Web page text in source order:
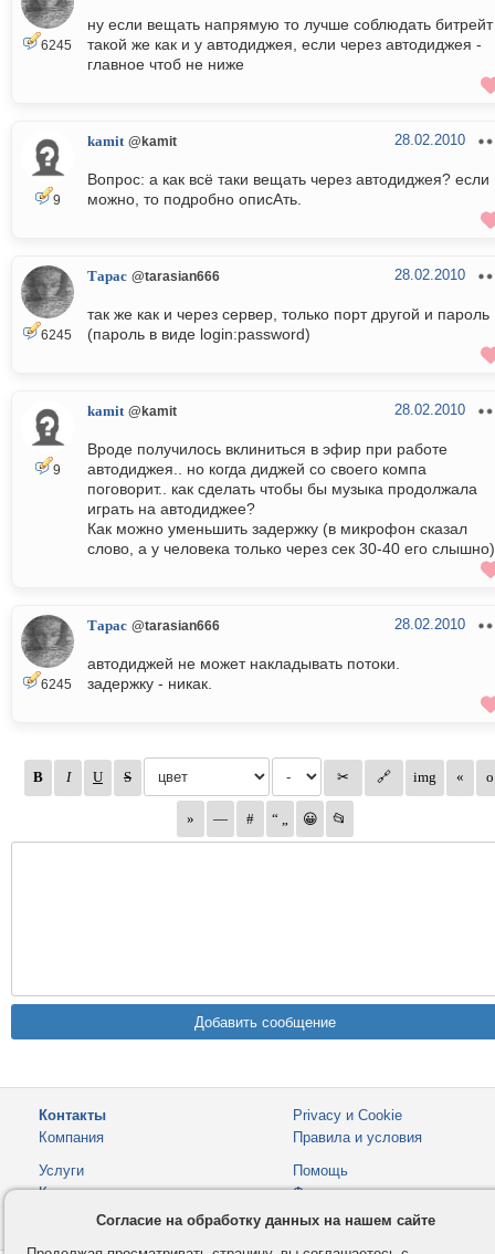
6245
ну если вещать напрямую то лучше соблюдать битрейт
такой же как и у автодиджея, если через автодиджея -
главное чтоб не ниже
9
kamit @kamit 28.02.2010
Вопрос: а как всё таки вещать через автодиджея? если
можно, то подробно описАть.
6245
Тарас @tarasian666 28.02.2010
так же как и через сервер, только порт другой и пароль
(пароль в виде login:password)
9
kamit @kamit 28.02.2010
Вроде получилось вклиниться в эфир при работе
автодиджея.. но когда диджей со своего компа
поговорит.. как сделать чтобы бы музыка продолжала
играть на автодиджее?
Как можно уменьшить задержку (в микрофон сказал
слово, а у человека только через сек 30-40 его
6245
Тарас @tarasian666 28.02.2010
автодиджей не может накладывать потоки.
задержку - никак.
Контакты
Компания
Privacy и Cookie
Правила и условия
Услуги
Как оплатить
Помощь
Форумы
© 2008-2026 VMESTE.EU- Все права защищены.
Согласие на обработку данных на нашем сайте